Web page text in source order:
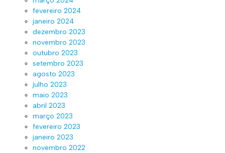
fevereiro 2024
janeiro 2024
dezembro 2023
novembro 2023
outubro 2023
setembro 2023
agosto 2023
julho 2023
maio 2023
abril 2023
março 2023
fevereiro 2023
janeiro 2023
novembro 2022